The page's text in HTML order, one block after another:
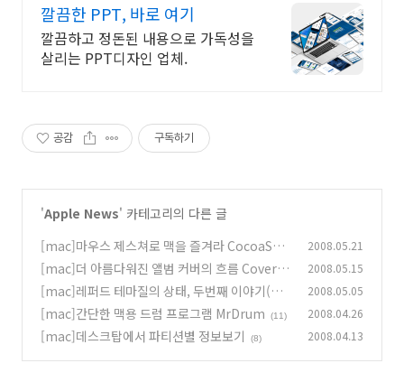
깔끔한 PPT, 바로 여기
깔끔하고 정돈된 내용으로 가독성을
살리는 PPT디자인 업체.
공감 구독하기
'Apple News' 카테고리의 다른 글
[mac]마우스 제스쳐로 맥을 즐겨라 CocoaSuit
e (8)
2008.05.21
[mac]더 아름다워진 앨범 커버의 흐름 CoverSt
ream 2.0
(15)
2008.05.15
[mac]레퍼드 테마질의 상태, 두번째 이야기(번
역) (0)
2008.05.05
[mac]간단한 맥용 드럼 프로그램 MrDrum (11) 2008.04.26
[mac]데스크탑에서 파티션별 정보보기 (8) 2008.04.13